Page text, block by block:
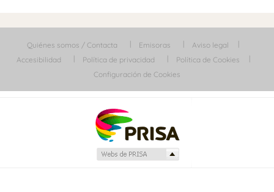
Quiénes somos / Contacta Emisoras
Aviso legal
Accesibilidad
Política de privacidad
Política de Cookies
Configuración de Cookies